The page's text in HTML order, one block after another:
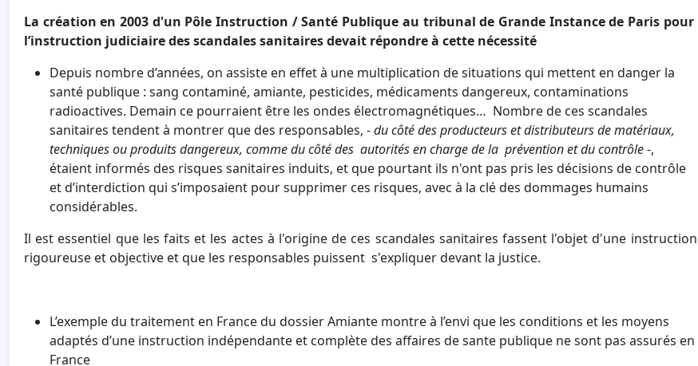
La création en 2003 d'un Pôle Instruction / Santé Publique au tribunal de Grande Instance de Paris pour
l’instruction judiciaire des scandales sanitaires devait répondre à cette nécessité
Depuis nombre d’années, on assiste en effet à une multiplication de situations qui mettent en danger la
santé publique : sang contaminé, amiante, pesticides, médicaments dangereux, contaminations
radioactives. Demain ce pourraient être les ondes électromagnétiques… Nombre de ces scandales
sanitaires tendent à montrer que des responsables, -du côté des producteurs et distributeurs de matériaux,
techniques ou produits dangereux, comme du côté des autorités en charge de la prévention et du contrôle-,
étaient informés des risques sanitaires induits, et que pourtant ils n'ont pas pris les décisions de contrôle
et d’interdiction qui s’imposaient pour supprimer ces risques, avec à la clé des dommages humains
considérables.
Il est essentiel que les faits et les actes à l'origine de ces scandales sanitaires fassent l'objet d'une instruction
rigoureuse et objective et que les responsables puissent s'expliquer devant la justice.
L’exemple du traitement en France du dossier Amiante montre à l’envi que les conditions et les moyens
adaptés d’une instruction indépendante et complète des affaires de sante publique ne sont pas assurés en
France